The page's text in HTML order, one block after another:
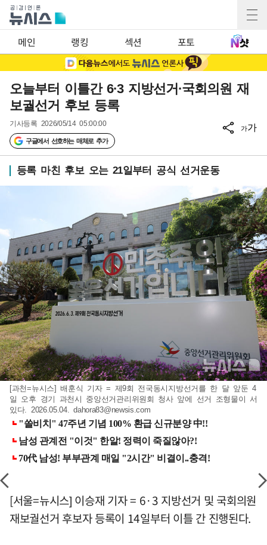
메인 랭킹 섹션 포토
오늘부터 이틀간 6·3 지방선거·국회의원 재
보궐선거 후보 등록
기사등록 2026/05/14 05:00:00
구글에서 선호하는 매체로 추가
가가
등록 마친 후보 오는 21일부터 공식 선거운동
[과천=뉴시스] 배훈식 기자 = 제9회 전국동시지방선거를 한 달 앞둔 4
일 오후 경기 과천시 중앙선거관리위원회 청사 앞에 선거 조형물이 서
있다. 2026.05.04.dahora83@newsis.com
[서울=뉴시스] 이승재 기자 = 6·3 지방선거 및 국회의원
재보궐선거 후보자 등록이 14일부터 이틀 간 진행된다.